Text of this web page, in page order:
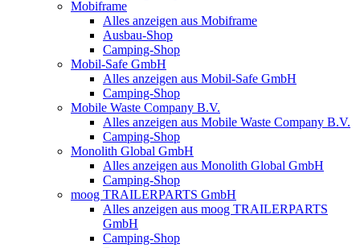
Mobiframe
Alles anzeigen aus Mobiframe
Ausbau-Shop
Camping-Shop
Mobil-Safe GmbH
Alles anzeigen aus Mobil-Safe GmbH
Camping-Shop
Mobile Waste Company B.V.
Alles anzeigen aus Mobile Waste Company B.V.
Camping-Shop
Monolith Global GmbH
Alles anzeigen aus Monolith Global GmbH
Camping-Shop
moog TRAILERPARTS GmbH
Alles anzeigen aus moog TRAILERPARTS
GmbH
Camping-Shop